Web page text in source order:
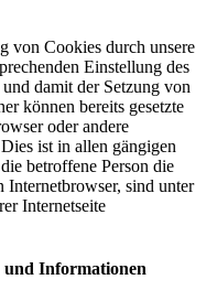
von Cookies durch unsere
Einstellung des
damit der Setzung von
können bereits gesetzte
oder andere
ist in allen gängigen
betroffene Person die
Internetbrowser, sind unter
Internetseite
und Informationen